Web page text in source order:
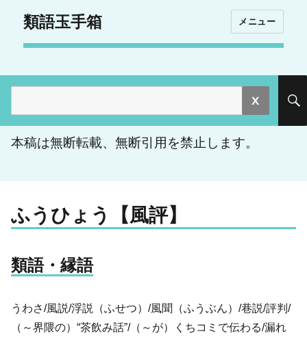
類語玉手箱 メニュー
索:
本稿は無断転載、無断引用を禁止します。
ふうひょう【風評】
類語・縁語
うわさ/風説/浮説（ふせつ）/風聞（ふうぶん）/巷説/評判/
（～界隈の）“茶飲み話”/（～が）くちコミで伝わる/漏れ